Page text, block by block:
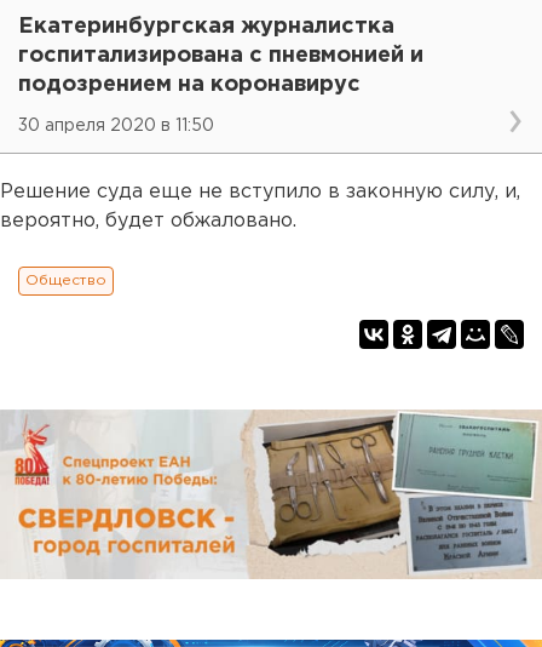
Екатеринбургская журналистка
госпитализирована с пневмонией и
подозрением на коронавирус
30 апреля 2020 в 11:50
Решение суда еще не вступило в законную силу, и,
вероятно, будет обжаловано.
Общество